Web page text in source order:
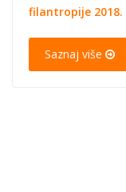
filantropije 2018.
Saznaj više